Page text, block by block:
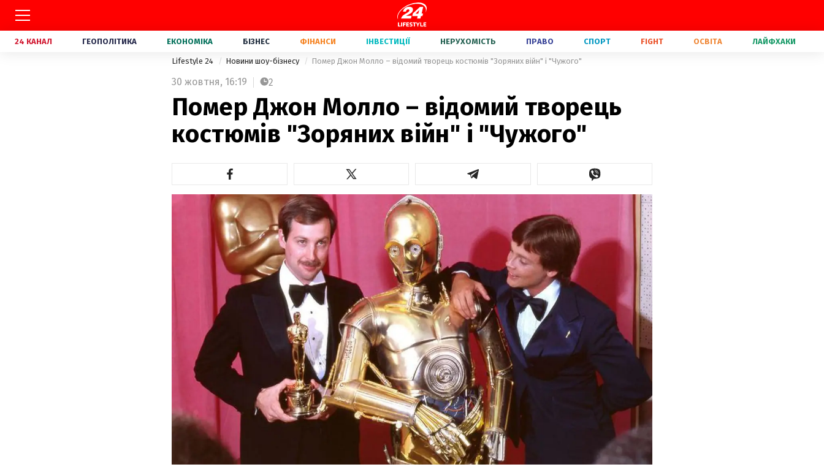
24 КАНАЛ ГЕОПОЛІТИКА ЕКОНОМІКА БІЗНЕС ФІНАНСИ ІНВЕСТИЦІЇ НЕРУХОМІСТЬ ПРАВО СПОРТ FIGHT ОСВІТА ЛАЙФХАКИ
Lifestyle 24 Новини шоу-бізнесу Помер Джон Молло – відомий творець костюмів "Зоряних війн" і "Чужого"
30 жовтня, 16:19 2
Помер Джон Молло – відомий творець
костюмів "Зоряних війн" і "Чужого"